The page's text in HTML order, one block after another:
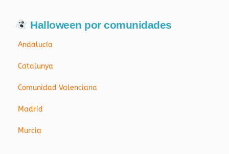
Halloween por comunidades
Andalucía
Catalunya
Comunidad Valenciana
Madrid
Murcia